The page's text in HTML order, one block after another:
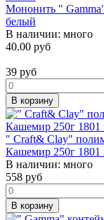
Мононить "
белый
В наличии: много
40.00 руб
39 руб
В корзину
" Craft& Clay"
Кашемир 250г 1801
В наличии: много
558 руб
В корзину